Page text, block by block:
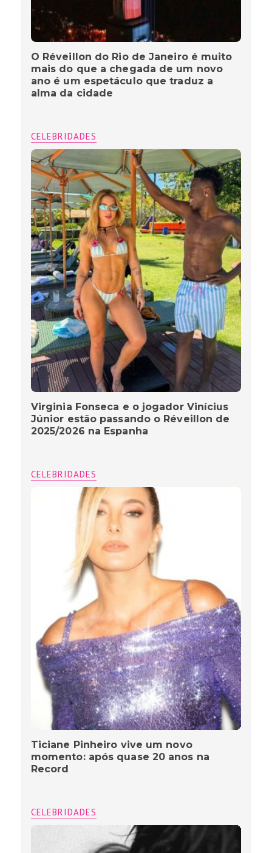
O Réveillon do Rio de Janeiro é muito
mais do que a chegada de um novo
ano é um espetáculo que traduz a
alma da cidade
CELEBRIDADES
Virginia Fonseca e o jogador Vinícius
Júnior estão passando o Réveillon de
2025/2026 na Espanha
CELEBRIDADES
Ticiane Pinheiro vive um novo
momento: após quase 20 anos na
Record
CELEBRIDADES